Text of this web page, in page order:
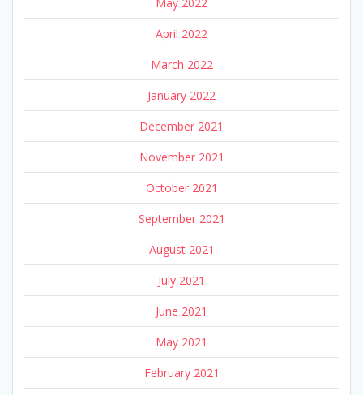
April 2022
March 2022
January 2022
December 2021
November 2021
October 2021
September 2021
August 2021
July 2021
June 2021
May 2021
February 2021